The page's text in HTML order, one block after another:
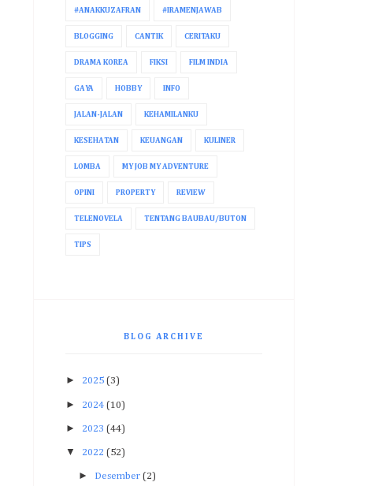
#ANAKKUZAFRAN #IRAMENJAWAB
BLOGGING CANTIK CERITAKU
DRAMA KOREA FIKSI FILM INDIA
GAYA HOBBY INFO
JALAN-JALAN KEHAMILANKU
KESEHATAN KEUANGAN KULINER
LOMBA MY JOB MY ADVENTURE
OPINI PROPERTY REVIEW
TELENOVELA TENTANG BAUBAU/BUTON
TIPS
BLOG ARCHIVE
► 2025 (3)
► 2024 (10)
► 2023 (44)
▼ 2022 (52)
► Desember (2)